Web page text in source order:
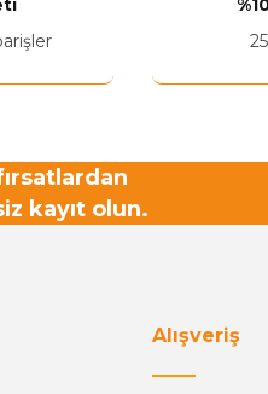
kayıt olun.
Alışveriş